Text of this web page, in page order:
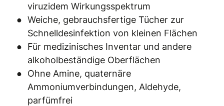
viruzidem Wirkungsspektrum
Weiche, gebrauchsfertige Tücher zur
Schnelldesinfektion von kleinen Flächen
Für medizinisches Inventar und andere
alkoholbeständige Oberflächen
Ohne Amine, quaternäre
Ammoniumverbindungen, Aldehyde,
parfümfrei